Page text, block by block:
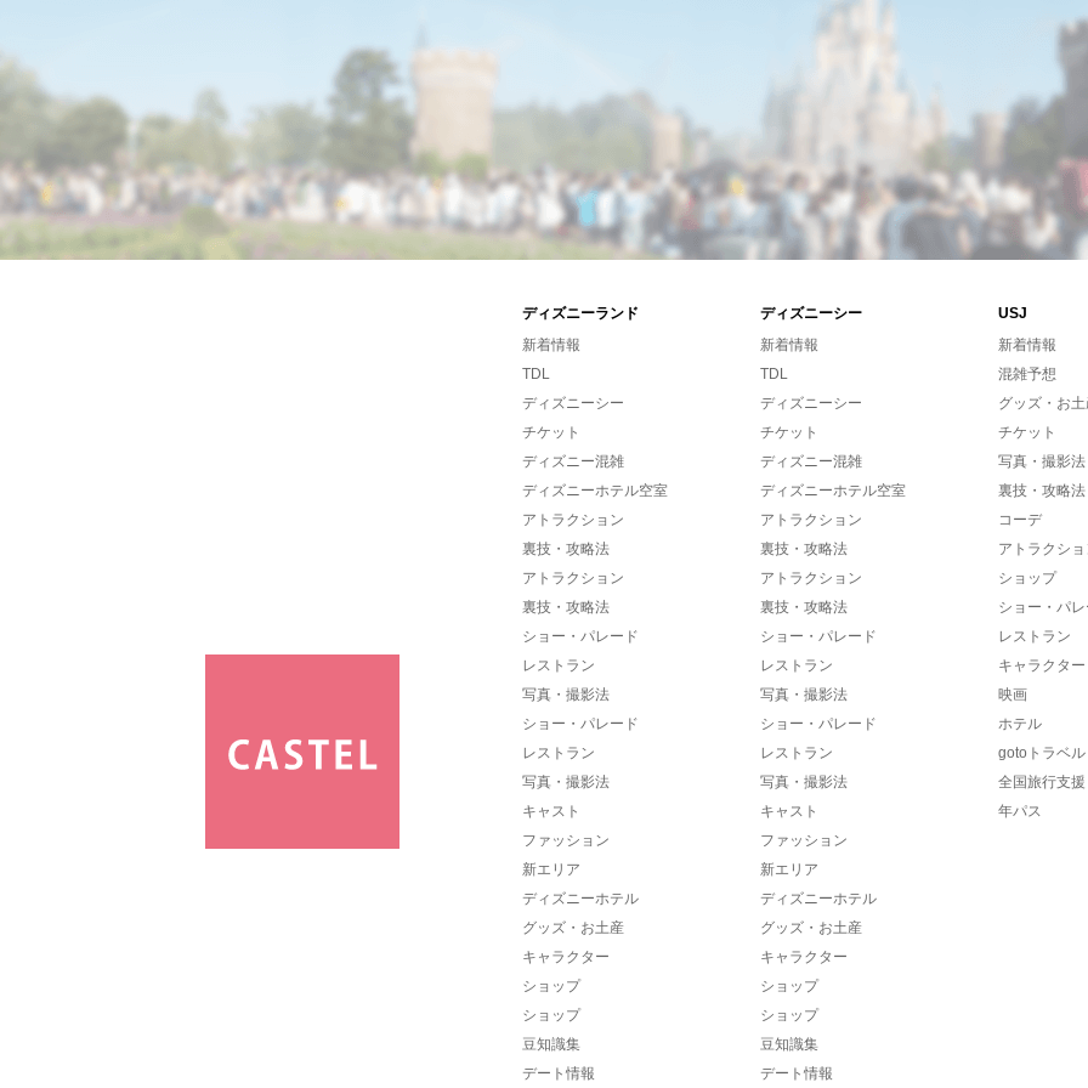
ディズニーランド ディズニーシー
USJ
新着情報
TDL
ディズニーシー
チケット
ディズニー混雑
ディズニーホテル空室
アトラクション
裏技・攻略法
アトラクション
裏技・攻略法
ショー・パレード
レストラン
写真・撮影法
ショー・パレード
レストラン
写真・撮影法
キャスト
ファッション
新エリア
ディズニーホテル
グッズ・お土産
キャラクター
ショップ
ショップ
豆知識集
デート情報
新着情報
TDL
ディズニーシー
チケット
ディズニー混雑
ディズニーホテル空室
アトラクション
裏技・攻略法
アトラクション
裏技・攻略法
ショー・パレード
レストラン
写真・撮影法
ショー・パレード
レストラン
写真・撮影法
キャスト
ファッション
新エリア
ディズニーホテル
グッズ・お土産
キャラクター
ショップ
ショップ
豆知識集
デート情報
新着情報
混雑予想
グッズ・お
チケット
写真・撮影法
裏技・攻略法
コーデ
アトラクシ
ショップ
ショー・パ
レストラン
キャラクター
映画
ホテル
gotoトラベル
全国旅行支援
年パス